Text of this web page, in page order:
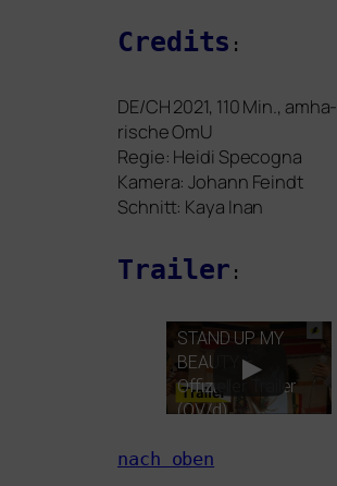
Credits :
DE/CH2021, 110 Min., amha­
rischeOmU
Regie: Heidi Specogna
Kamera: Johann Feindt
Schnitt: Kaya Inan
Trailer :
STAND UP MY
BEAUTY
–
Offizieller Trailer
(OV/d)
nach oben